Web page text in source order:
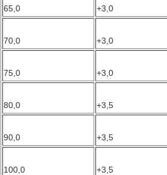
65,0 +3,0
70,0 +3,0
75,0 +3,0
80,0 +3,5
90,0 +3,5
100,0 +3,5